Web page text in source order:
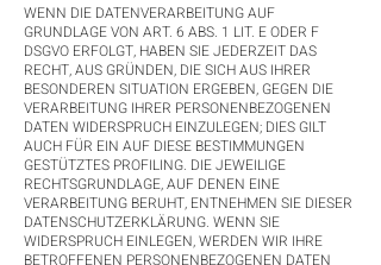
WENN DIE DATENVERARBEITUNG AUF
GRUNDLAGE VON ART. 6 ABS. 1 LIT. E ODER F
DSGVO ERFOLGT, HABEN SIE JEDERZEIT DAS
RECHT, AUS GRÜNDEN, DIE SICH AUS IHRER
BESONDEREN SITUATION ERGEBEN, GEGEN DIE
VERARBEITUNG IHRER PERSONENBEZOGENEN
DATEN WIDERSPRUCH EINZULEGEN; DIES GILT
AUCH FÜR EIN AUF DIESE BESTIMMUNGEN
GESTÜTZTES PROFILING. DIE JEWEILIGE
RECHTSGRUNDLAGE, AUF DENEN EINE
VERARBEITUNG BERUHT, ENTNEHMEN SIE DIESER
DATENSCHUTZERKLÄRUNG. WENN SIE
WIDERSPRUCH EINLEGEN, WERDEN WIR IHRE
BETROFFENEN PERSONENBEZOGENEN DATEN